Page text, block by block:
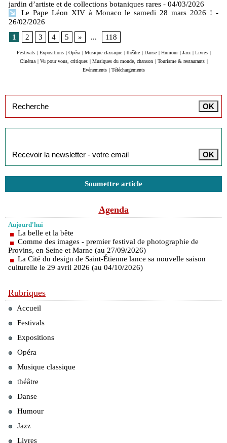
jardin d’artiste et de collections botaniques rares - 04/03/2026
Le Pape Léon XIV à Monaco le samedi 28 mars 2026 ! -
26/02/2026
1
2 3 4 5 » ... 118
Festivals | Expositions | Opéra | Musique classique | théâtre | Danse | Humour | Jazz | Livres |
Cinéma | Vu pour vous, critiques | Musiques du monde, chanson | Tourisme & restaurants |
Evénements | Téléchargements
Soumettre article
Agenda
Aujourd'hui
La belle et la bête
Comme des images - premier festival de photographie de
Provins, en Seine et Marne (au 27/09/2026)
La Cité du design de Saint-Étienne lance sa nouvelle saison
culturelle le 29 avril 2026 (au 04/10/2026)
Rubriques
Accueil
Festivals
Expositions
Opéra
Musique classique
théâtre
Danse
Humour
Jazz
Livres